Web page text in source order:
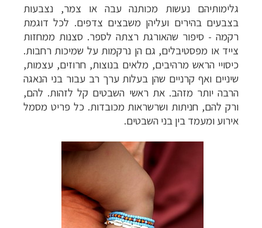
גלימותיהם נעשות מכותנה עבה או צמר, נצבעות
בצבעים בהירים ועליהן משבצים צדפים. לכל דוגמת
רקמה - סיפור שהאורגת רצתה לספר. סצנות ממחזות
צייד או מפסטיבלים, גם הן נרקמות על שמיכות רחבות.
כיסויי הראש מרהיבים, מלאים בנוצות, חרוזים, עצמות,
שיניים ואף קרניים שהן בעלות ערך רב עבור בני הנאגה
הרבה יותר מזהב. את ראשי השבטים קל לזהות. להם,
ורק להם, חניתות ושרשראות מכובדות. כל פריט מסמל
אירוע ומעמד בין בני השבטים.